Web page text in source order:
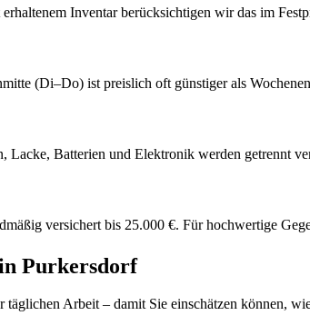
Inventar berücksichtigen wir das im
(Di–Do) ist preislich oft günstiger als
Lacke, Batterien und Elektronik werden getrennt
versichert bis 25.000 €. Für hochwertige
Purkersdorf
täglichen Arbeit – damit Sie einschätzen können,